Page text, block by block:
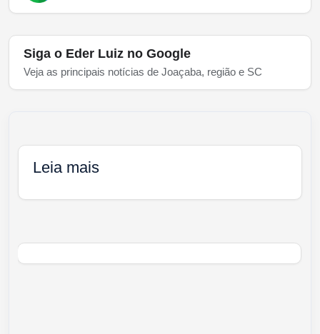
Siga o Eder Luiz no Google
Veja as principais notícias de Joaçaba, região e SC
Leia mais